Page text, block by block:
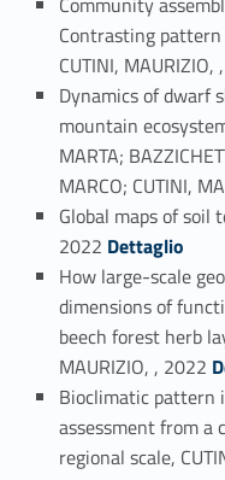
Contrasting
CUTINI, MAURIZIO,
Dynamics of dwarf
mountain
MARTA;
MARCO; CUTINI,
Global maps of soil
2022 Link identifier #identifier_person_161024-14
Dettaglio
How large-scale
dimensions of
beech forest herb
MAURIZIO, , 2022 Link identifier
Bioclimatic pattern
assessment from a
regional scale,